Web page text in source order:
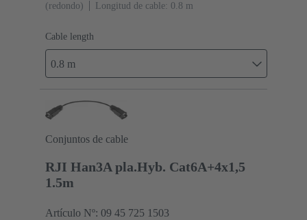
(redondo)
Longitud de cable: 0.8 m
Cable length
0.8 m
Conjuntos de cable
RJI Han3A pla.Hyb. Cat6A+4x1,5
1.5m
Artículo Nº: 09 45 725 1503